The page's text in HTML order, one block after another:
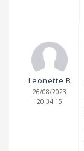
Leonette B
26/08/2023
20:34:15